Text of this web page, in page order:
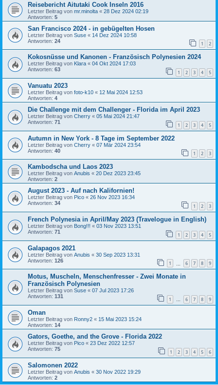
Reisebericht Aitutaki Cook Inseln 2016
Letzter Beitrag von mr.minolta « 28 Dez 2024 02:19
Antworten: 5
San Francisco 2024 - in gebügelten Hosen
Letzter Beitrag von Suse « 14 Dez 2024 10:58
Antworten: 24 1 2
Kokosnüsse und Kanonen - Französisch Polynesien 2024
Letzter Beitrag von Klara « 04 Okt 2024 17:03
Antworten: 63 1 2 3 4 5
Vanuatu 2023
Letzter Beitrag von foto-k10 « 12 Mai 2024 12:53
Antworten: 4
Die Challenge mit dem Challenger - Florida im April 2023
Letzter Beitrag von Cherry « 05 Mai 2024 21:47
Antworten: 71 1 2 3 4 5
Autumn in New York - 8 Tage im September 2022
Letzter Beitrag von Cherry « 07 Mär 2024 23:54
Antworten: 40 1 2 3
Kambodscha und Laos 2023
Letzter Beitrag von Anubis « 20 Dez 2023 23:45
Antworten: 2
August 2023 - Auf nach Kalifornien!
Letzter Beitrag von Pico « 26 Nov 2023 16:34
Antworten: 34 1 2 3
French Polynesia in April/May 2023 (Travelogue in English)
Letzter Beitrag von Bong!!! « 03 Nov 2023 13:51
Antworten: 71 1 2 3 4 5
Galapagos 2021
Letzter Beitrag von Anubis « 30 Sep 2023 13:31
Antworten: 126 1 6 7 8 9
Motus, Muscheln, Menschenfresser - Zwei Monate in
Französisch Polynesien
Letzter Beitrag von Suse « 07 Jul 2023 17:26
Antworten: 131 1 … 6 7 8 9
Oman
Letzter Beitrag von Ronny2 « 15 Mai 2023 15:24
Antworten: 14
Gators, Goethe, and the Grove - Florida 2022
Letzter Beitrag von Pico « 23 Dez 2022 12:57
Antworten: 75 1 2 3 4 5 6
Salomonen 2022
Letzter Beitrag von Anubis « 30 Nov 2022 19:29
Antworten: 2